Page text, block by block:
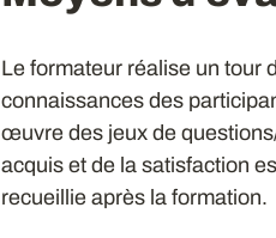
Le formateur réalise un tour
connaissances des
œuvre des jeux de
acquis et de la satisfaction
recueillie après la formation.